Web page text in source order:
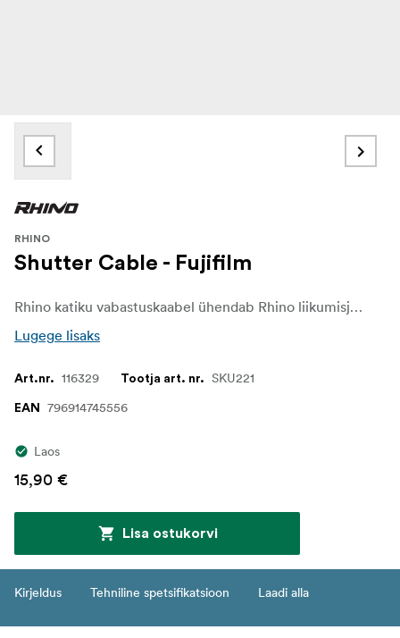
RHINO
Shutter Cable - Fujifilm
Rhino katiku vabastuskaabel ühendab Rhino liikumisjuhtimise tooted teie kaameraga. See on hädavajalik ajaintervallfotograafia jaoks, mis võimaldab teil käivitada kaamera särituse, kui kaamera ei liigu.
Lugege lisaks
Art.nr. 116329 Tootja art. nr. SKU221
EAN 796914745556
Laos
15,90 €
Lisa ostukorvi
Kirjeldus Tehniline spetsifikatsioon Laadi alla